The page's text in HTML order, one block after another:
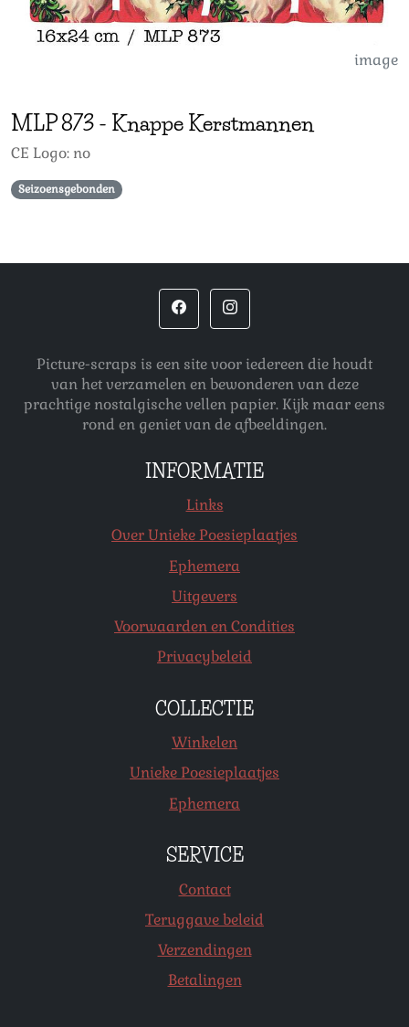
image
MLP873 - Knappe Kerstmannen
CE Logo: no
Seizoensgebonden
Picture-scraps is een site voor iedereen die houdt
van het verzamelen en bewonderen van deze
prachtige nostalgische vellen papier. Kijk maar eens
rond en geniet van de afbeeldingen.
INFORMATIE
Links
Over Unieke Poesieplaatjes
Ephemera
Uitgevers
Voorwaarden en Condities
Privacybeleid
COLLECTIE
Winkelen
Unieke Poesieplaatjes
Ephemera
SERVICE
Contact
Teruggave beleid
Verzendingen
Betalingen